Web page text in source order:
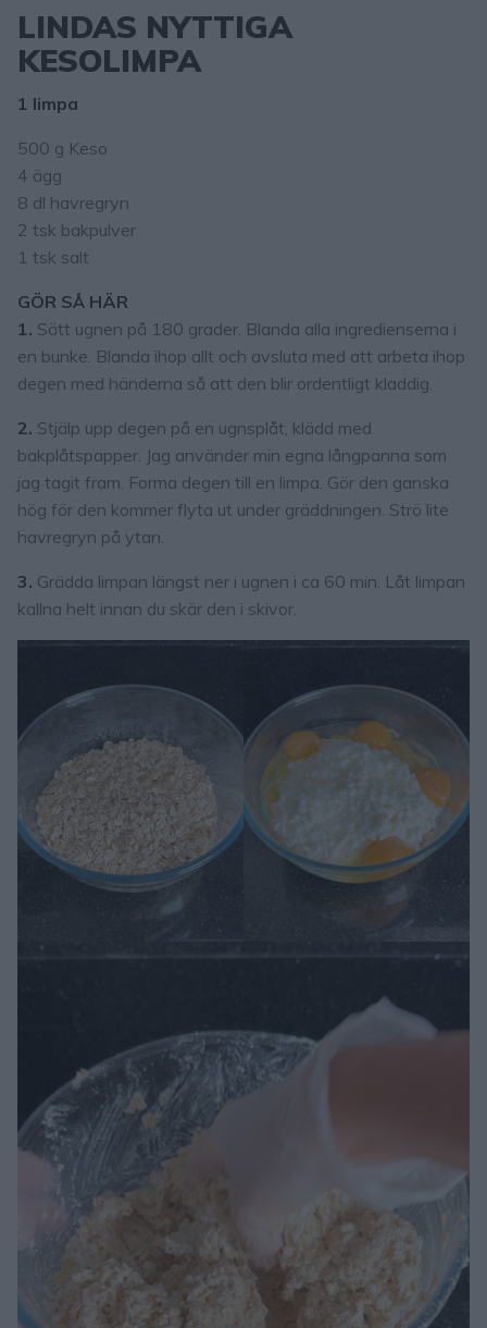
LINDAS NYTTIGA
KESOLIMPA
1 limpa
500 g Keso
4 ägg
8 dl havregryn
2 tsk bakpulver
1 tsk salt
GÖR SÅ HÄR
1. Sätt ugnen på 180 grader. Blanda alla ingredienserna i
en bunke. Blanda ihop allt och avsluta med att arbeta ihop
degen med händerna så att den blir ordentligt kladdig.
2. Stjälp upp degen på en ugnsplåt, klädd med
bakplåtspapper. Jag använder min egna långpanna som
jag tagit fram. Forma degen till en limpa. Gör den ganska
hög för den kommer flyta ut under gräddningen. Strö lite
havregryn på ytan.
3. Grädda limpan längst ner i ugnen i ca 60 min. Låt limpan
kallna helt innan du skär den i skivor.